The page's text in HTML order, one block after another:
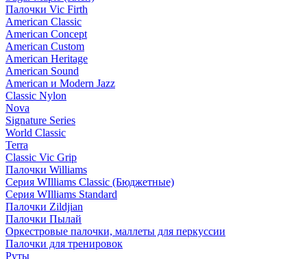
Палочки Vic Firth
American Classic
American Concept
American Custom
American Heritage
American Sound
American и Modern Jazz
Classic Nylon
Nova
Signature Series
World Classic
Terra
Classic Vic Grip
Палочки Williams
Серия WIlliams Classic (Бюджетные)
Серия WIlliams Standard
Палочки Zildjian
Палочки Пылай
Оркестровые палочки, маллеты для перкуссии
Палочки для тренировок
Руты